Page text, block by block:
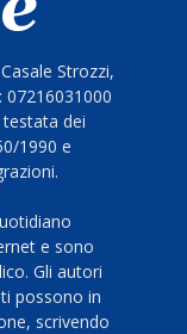
Strozzi,
07216031000
dei
1990 e
e sono
Gli autori
possono in
scrivendo